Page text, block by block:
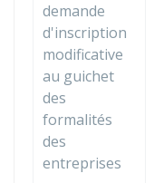
demande
d'inscription
modificative
au guichet
des
formalités
des
entreprises